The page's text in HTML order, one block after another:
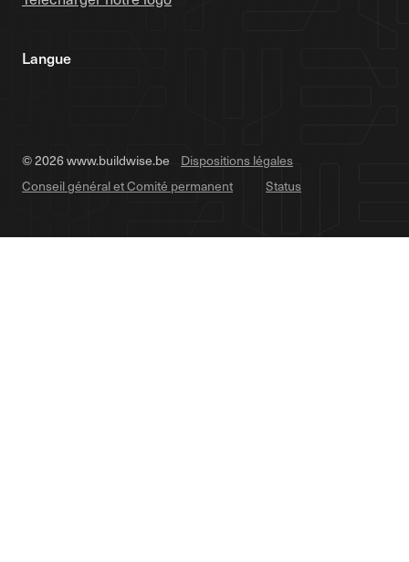
Langue
© 2026 www.buildwise.be
Dispositions légales
Conseil général et Comité permanent
Status